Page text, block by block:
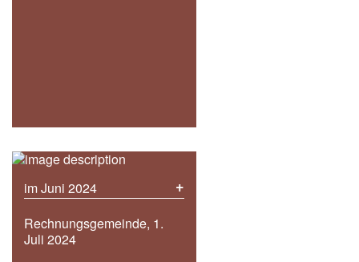
im Juni 2024 +
Rechnungsgemeinde, 1.
Juli 2024